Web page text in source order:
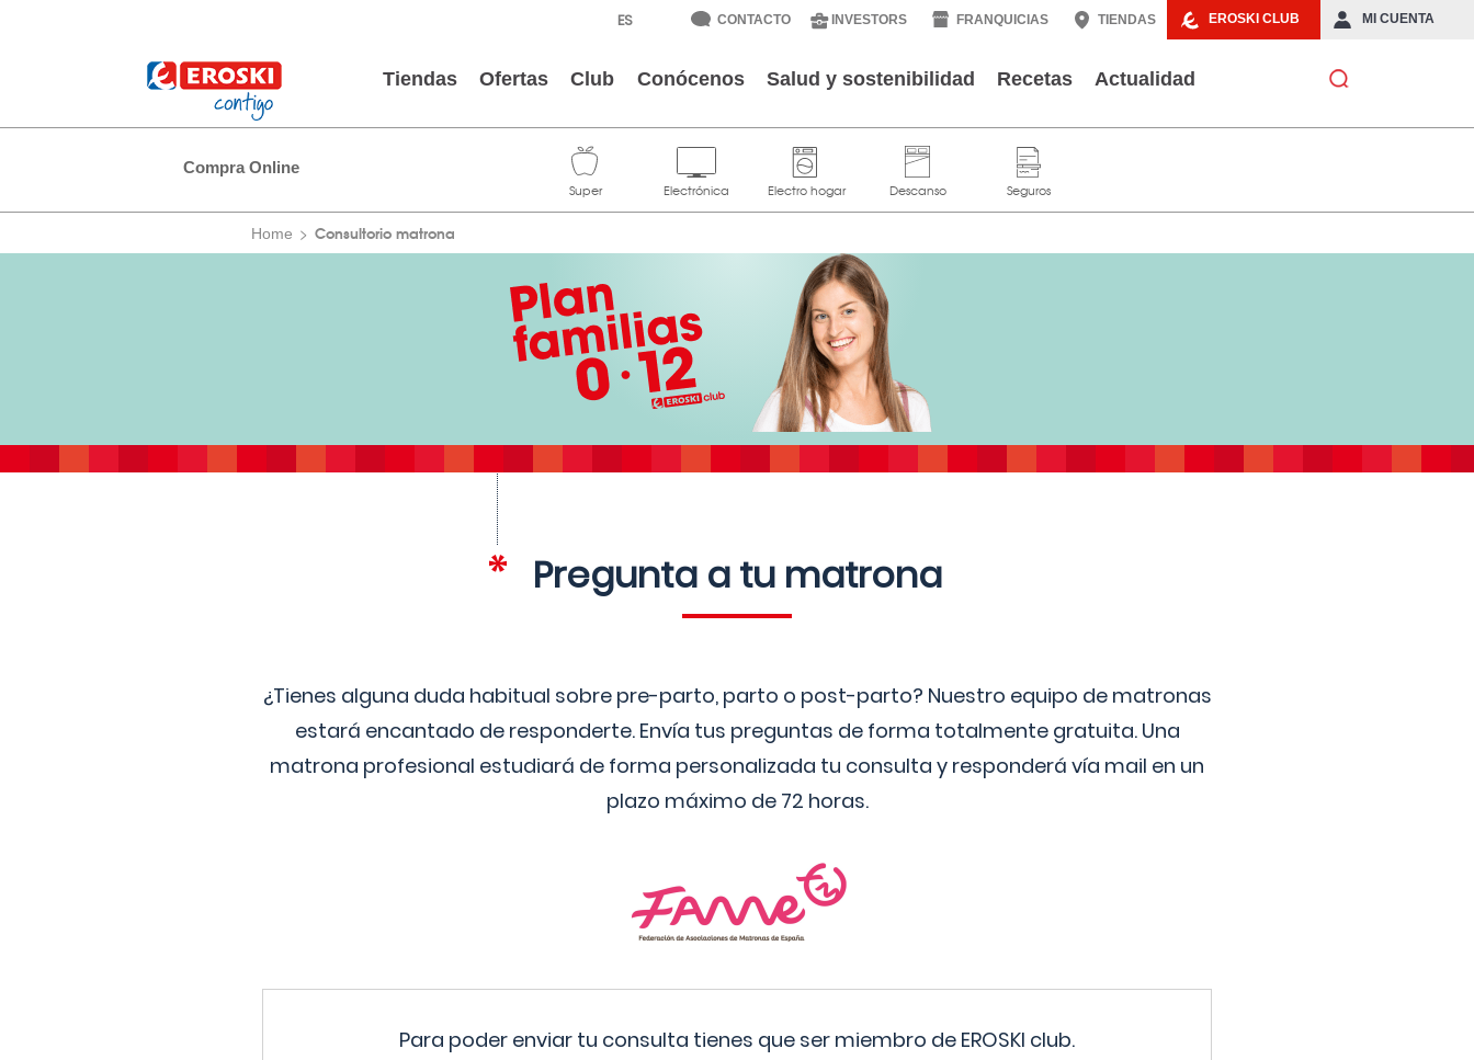
EROSKI CLUB MI CUENTA
CONTACTO INVESTORS FRANQUICIAS TIENDAS
Tiendas Ofertas Club Conócenos Salud y sostenibilidad Recetas Actualidad
Compra Online
Home Consultorio matrona
Pregunta a tu matrona
¿Tienes alguna duda habitual sobre pre-parto, parto o post-parto? Nuestro equipo de matronas
estará encantado de responderte. Envía tus preguntas de forma totalmente gratuita. Una
matrona profesional estudiará de forma personalizada tu consulta y responderá vía mail en un
plazo máximo de 72 horas.
Para poder enviar tu consulta tienes que ser miembro de EROSKI club.